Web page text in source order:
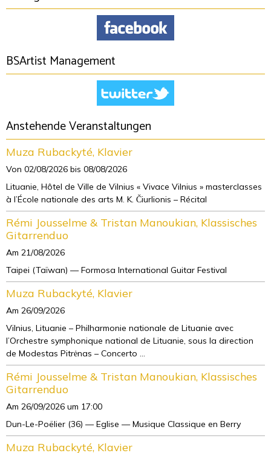
BSArtist Management
Anstehende Veranstaltungen
Muza Rubackyté, Klavier
Von 02/08/2026 bis 08/08/2026
Lituanie, Hôtel de Ville de Vilnius « Vivace Vilnius » masterclasses
à l’École nationale des arts M. K. Čiurlionis – Récital
Rémi Jousselme & Tristan Manoukian, Klassisches
Gitarrenduo
Am 21/08/2026
Taipei (Taïwan) — Formosa International Guitar Festival
Muza Rubackyté, Klavier
Am 26/09/2026
Vilnius, Lituanie – Philharmonie nationale de Lituanie avec
l’Orchestre symphonique national de Lituanie, sous la direction
de Modestas Pitrėnas – Concerto ...
Rémi Jousselme & Tristan Manoukian, Klassisches
Gitarrenduo
Am 26/09/2026 um 17:00
Dun-Le-Poëlier (36) — Eglise — Musique Classique en Berry
Muza Rubackyté, Klavier